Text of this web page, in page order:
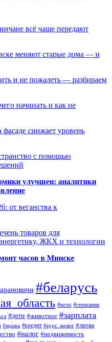
всё чаще передают
меняют старые дома — и
и не пожалеть — разбираем
начинать и как не
снижает уровень
с помощью
улучшен: аналитики
от веганства к
товаров для
ЖКХ и технологии
часов в Минске
#беларусь
#вело #германия
#дети #животное #зарплата
#кража #кредит #курс_валют #литва
#налог #недвижимость